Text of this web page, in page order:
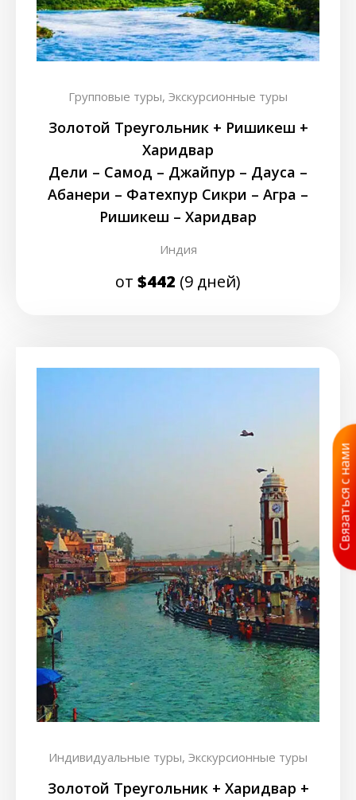
Групповые туры, Экскурсионные туры
Золотой Треугольник + Ришикеш +
Харидвар
Дели – Самод – Джайпур – Дауса –
Абанери – Фатехпур Сикри – Агра –
Ришикеш – Харидвар
Индия
от $442 (9 дней)
Индивидуальные туры, Экскурсионные туры
Золотой Треугольник + Харидвар +
Связаться с нами